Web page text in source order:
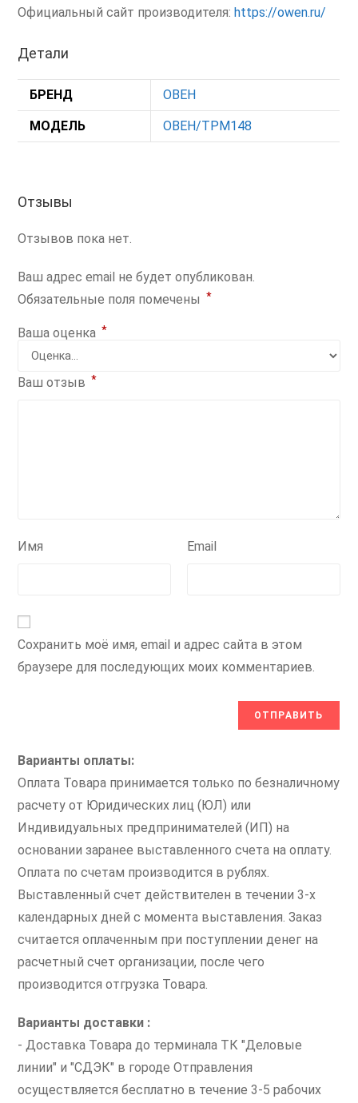
Официальный сайт производителя:https://owen.ru/
Детали
БРЕНД ОВЕН
МОДЕЛЬ ОВЕН/ТРМ148
Отзывы
Отзывов пока нет.
Ваш адрес email не будет опубликован.
Обязательные поля помечены *
Ваша оценка *
Ваш отзыв *
Имя Email
Сохранить моё имя, email и адрес сайта в этом
браузере для последующих моих комментариев.
Варианты оплаты:
Оплата Товара принимается только по безналичному
расчету от Юридических лиц (ЮЛ) или
Индивидуальных предпринимателей (ИП) на
основании заранее выставленного счета на оплату.
Оплата по счетам производится в рублях.
Выставленный счет действителен в течении 3-х
календарных дней с момента выставления. Заказ
считается оплаченным при поступлении денег на
расчетный счет организации, после чего
производится отгрузка Товара.
Варианты доставки :
- Доставка Товара до терминала ТК "Деловые
линии" и "СДЭК" в городе Отправления
осуществляется бесплатно в течение 3-5 рабочих